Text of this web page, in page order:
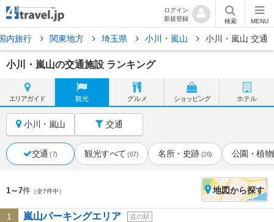
ログイン
新規登録
検索 MENU
内旅行 関東地方 埼玉県 小川・嵐山 小川・嵐山 交通
小川・嵐山の交通施設 ランキング
エリアガイド 観光 グルメ ショッピング ホテル
小川・嵐山 交通
交通 (7) 観光すべて (67) 名所・史跡 (26) 公園・植
1～7件 （全7件中） 地図から探す
1 嵐山パーキングエリア 道の駅